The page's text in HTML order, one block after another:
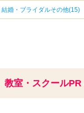
結婚・ブライダルその他(15)
教室・スクールPR